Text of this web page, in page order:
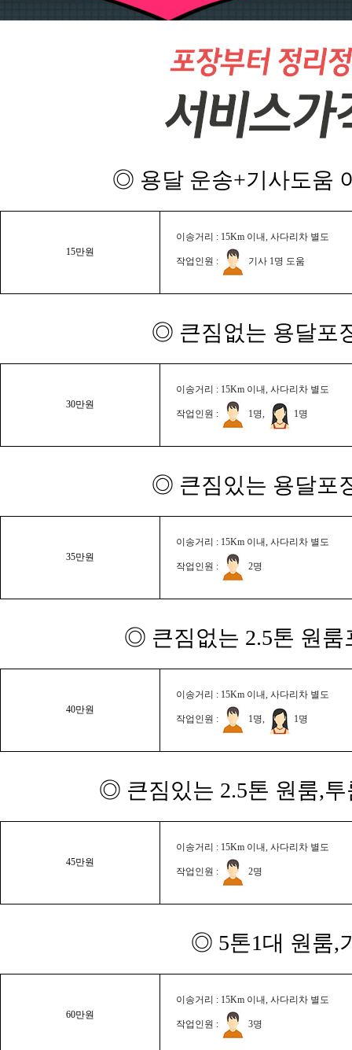
◎ 용달 운송+기사도움
15만원
이송거리 : 15Km 이내, 사다리차 별도
작업인원 : 기사 1명 도움
◎ 큰짐없는 용달포
30만원
이송거리 : 15Km 이내, 사다리차 별도
작업인원 : 1명, 1명
◎ 큰짐있는 용달포
35만원
이송거리 : 15Km 이내, 사다리차 별도
작업인원 : 2명
◎ 큰짐없는 2.5톤 원룸
40만원
이송거리 : 15Km 이내, 사다리차 별도
작업인원 : 1명, 1명
◎ 큰짐있는 2.5톤 원룸,
45만원
이송거리 : 15Km 이내, 사다리차 별도
작업인원 : 2명
◎ 5톤1대 원룸,
60만원
이송거리 : 15Km 이내, 사다리차 별도
작업인원 : 3명